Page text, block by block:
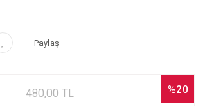
Paylaş
%20
480,00 TL